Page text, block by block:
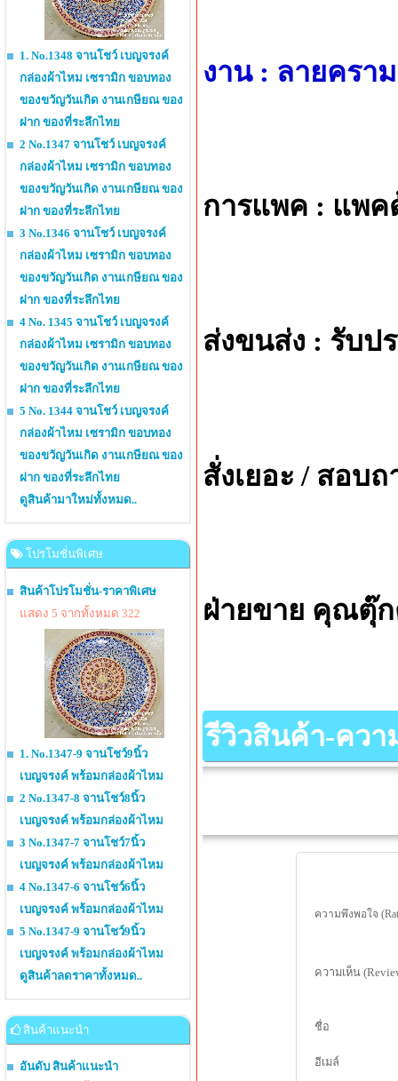
1. No.1348 จานโชว์ เบญจรงค์
กล่องผ้าไหม เซรามิก ขอบทอง
ของขวัญวันเกิด งานเกษียณ ของ
ฝาก ของที่ระลึกไทย
2 No.1347 จานโชว์ เบญจรงค์
กล่องผ้าไหม เซรามิก ขอบทอง
ของขวัญวันเกิด งานเกษียณ ของ
ฝาก ของที่ระลึกไทย
3 No.1346 จานโชว์ เบญจรงค์
กล่องผ้าไหม เซรามิก ขอบทอง
ของขวัญวันเกิด งานเกษียณ ของ
ฝาก ของที่ระลึกไทย
4 No. 1345 จานโชว์ เบญจรงค์
กล่องผ้าไหม เซรามิก ขอบทอง
ของขวัญวันเกิด งานเกษียณ ของ
ฝาก ของที่ระลึกไทย
5 No. 1344 จานโชว์ เบญจรงค์
กล่องผ้าไหม เซรามิก ขอบทอง
ของขวัญวันเกิด งานเกษียณ ของ
ฝาก ของที่ระลึกไทย
ดูสินค้ามาใหม่ทั้งหมด..
โปรโมชั่นพิเศษ
สินค้าโปรโมชั่น-ราคาพิเศษ
แสดง 5 จากทั้งหมด 322
1. No.1347-9 จานโชว์9นิ้ว
เบญจรงค์ พร้อมกล่องผ้าไหม
2 No.1347-8 จานโชว์8นิ้ว
เบญจรงค์ พร้อมกล่องผ้าไหม
3 No.1347-7 จานโชว์7นิ้ว
เบญจรงค์ พร้อมกล่องผ้าไหม
4 No.1347-6 จานโชว์6นิ้ว
เบญจรงค์ พร้อมกล่องผ้าไหม
5 No.1347-9 จานโชว์9นิ้ว
เบญจรงค์ พร้อมกล่องผ้าไหม
ดูสินค้าลดราคาทั้งหมด..
สินค้าแนะนำ
อันดับ สินค้าแนะนำ
งาน : ลายครา
การแพค : แพค
ส่งขนส่ง : รับป
สั่งเยอะ / สอบ
ฝ่ายขาย คุณตุ๊ก
รีวิวสินค้า-ควา
ความพึงพอใจ
ความเห็น
ชื่อ
อีเมล์